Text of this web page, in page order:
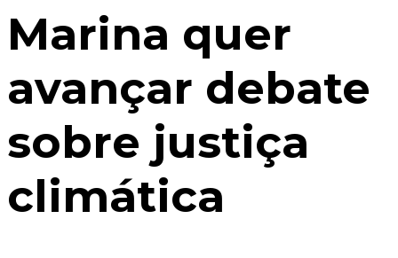
Marina quer
avançar debate
sobre justiça
climática